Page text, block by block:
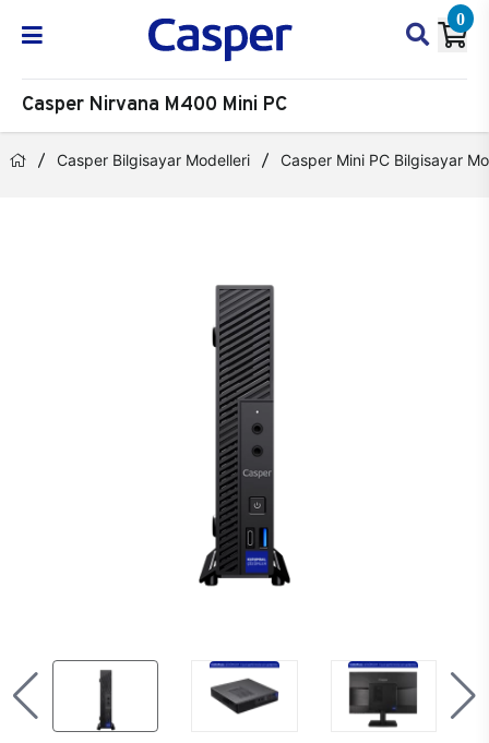
0
Casper Nirvana M400 Mini PC
Casper Bilgisayar Modelleri Casper Mini PC Bilgisayar